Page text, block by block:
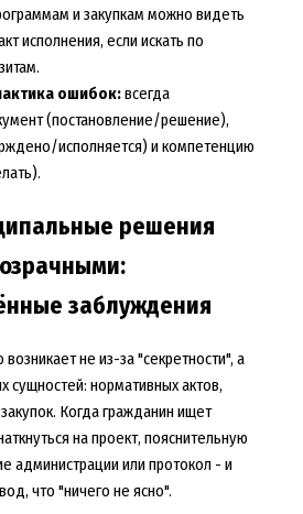
и закупкам можно видеть
исполнения, если искать по
ошибок:всегда
(постановление/решение),
исполняется) и компетенцию
решения
заблуждения
не из-за "секретности", а
сущностей: нормативных актов,
Когда гражданин ищет
на проект, пояснительную
администрации или протокол - и
что "ничего не ясно".